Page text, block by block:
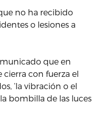
no ha recibido
o lesiones a
que en
cierra con fuerza el
‘la vibración o el
bombilla de las luces